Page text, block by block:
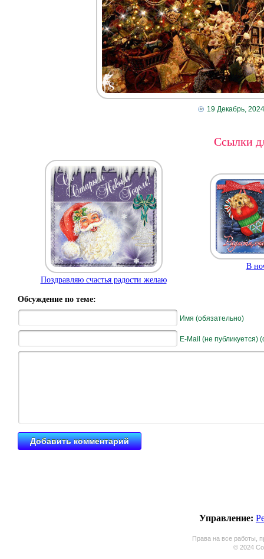
19 Декабрь, 2024
Ссылки
Поздравляю счастья радости желаю
В
Обсуждение по теме:
Имя (обязательно)
E-Mail (не публикуется)
Управление:
Права на все работы,
© 2024